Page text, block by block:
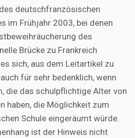
deutschfranzösischen
im Frühjahr 2003, bei denen
des
Brücke zu Frankreich
sich, aus dem Leitartikel zu
für sehr bedenklich, wenn
die das schulpflichtige Alter von
haben, die Möglichkeit zum
Schule eingeräumt würde.
ist der Hinweis nicht